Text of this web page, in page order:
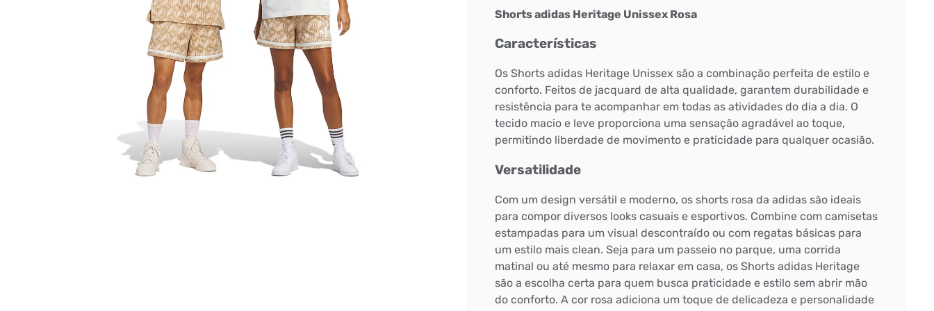
Shorts adidas Heritage Unissex Rosa
Características
Os Shorts adidas Heritage Unissex são a combinação perfeita de estilo e
conforto. Feitos de jacquard de alta qualidade, garantem durabilidade e
resistência para te acompanhar em todas as atividades do dia a dia. O
tecido macio e leve proporciona uma sensação agradável ao toque,
permitindo liberdade de movimento e praticidade para qualquer ocasião.
Versatilidade
Com um design versátil e moderno, os shorts rosa da adidas são ideais
para compor diversos looks casuais e esportivos. Combine com camisetas
estampadas para um visual descontraído ou com regatas básicas para
um estilo mais clean. Seja para um passeio no parque, uma corrida
matinal ou até mesmo para relaxar em casa, os Shorts adidas Heritage
são a escolha certa para quem busca praticidade e estilo sem abrir mão
do conforto. A cor rosa adiciona um toque de delicadeza e personalidade